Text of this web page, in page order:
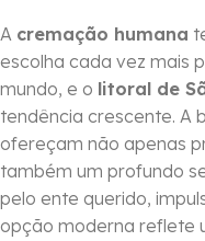
A cremação humana
escolha cada vez mais
mundo, e o litoral de
tendência crescente. A
ofereçam não apenas
também um profundo
pelo ente querido,
opção moderna reflete